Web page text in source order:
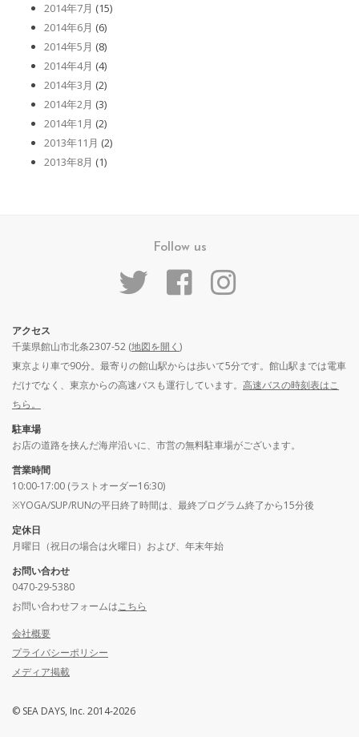
2014年7月 (15)
2014年6月 (6)
2014年5月 (8)
2014年4月 (4)
2014年3月 (2)
2014年2月 (3)
2014年1月 (2)
2013年11月 (2)
2013年8月 (1)
Follow us
アクセス
千葉県館山市北条2307-52 (地図を開く )
東京より車で90分。最寄りの館山駅からは歩いて5分です。館山駅までは電車
だけでなく、東京からの高速バスも運行しています。 高速バスの時刻表はこ
ちら。
駐車場
お店の道路を挟んだ海岸沿いに、市営の無料駐車場がございます。
営業時間
10:00-17:00 (ラストオーダー16:30)
※YOGA/SUP/RUNの平日終了時間は、最終プログラム終了から15分後
定休日
月曜日（祝日の場合は火曜日）および、年末年始
お問い合わせ
0470-29-5380
お問い合わせフォームはこちら
会社概要
プライバシーポリシー
メディア掲載
© SEA DAYS, Inc. 2014-2026